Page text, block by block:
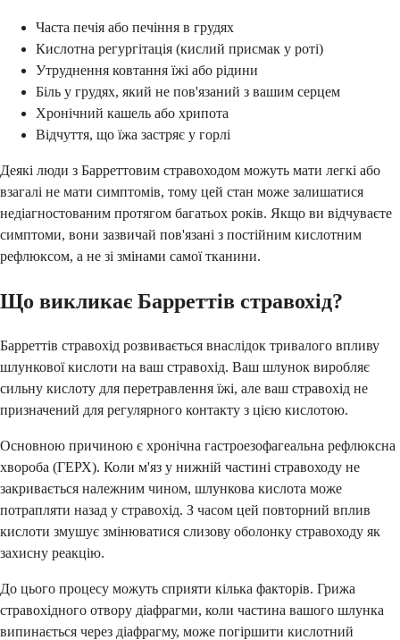
Часта печія або печіння в грудях
Кислотна регургітація (кислий присмак у роті)
Утруднення ковтання їжі або рідини
Біль у грудях, який не пов'язаний з вашим серцем
Хронічний кашель або хрипота
Відчуття, що їжа застряє у горлі
Деякі люди з Барреттовим стравоходом можуть мати легкі або
взагалі не мати симптомів, тому цей стан може залишатися
недіагностованим протягом багатьох років. Якщо ви відчуваєте
симптоми, вони зазвичай пов'язані з постійним кислотним
рефлюксом, а не зі змінами самої тканини.
Що викликає Барреттів стравохід?
Барреттів стравохід розвивається внаслідок тривалого впливу
шлункової кислоти на ваш стравохід. Ваш шлунок виробляє
сильну кислоту для перетравлення їжі, але ваш стравохід не
призначений для регулярного контакту з цією кислотою.
Основною причиною є хронічна гастроезофагеальна рефлюксна
хвороба (ГЕРХ). Коли м'яз у нижній частині стравоходу не
закривається належним чином, шлункова кислота може
потрапляти назад у стравохід. З часом цей повторний вплив
кислоти змушує змінюватися слизову оболонку стравоходу як
захисну реакцію.
До цього процесу можуть сприяти кілька факторів. Грижа
стравохідного отвору діафрагми, коли частина вашого шлунка
випинається через діафрагму, може погіршити кислотний